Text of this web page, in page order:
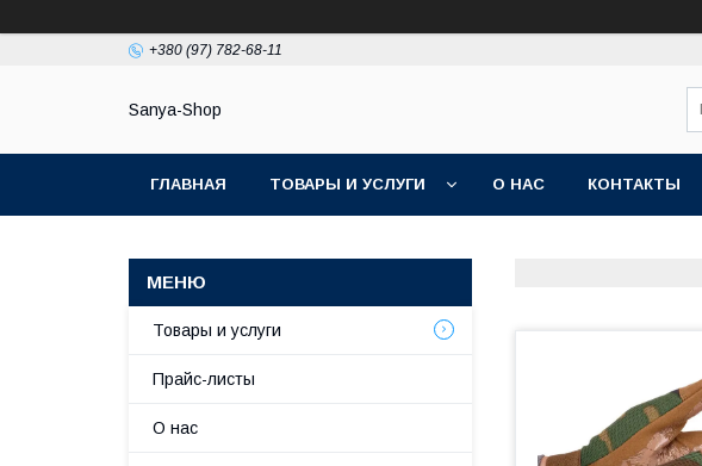
+380 (97) 782-68-11
Sanya-Shop
ГЛАВНАЯ ТОВАРЫ И УСЛУГИ О НАС КОНТАКТЫ
Товары и услуги
Прайс-листы
О нас